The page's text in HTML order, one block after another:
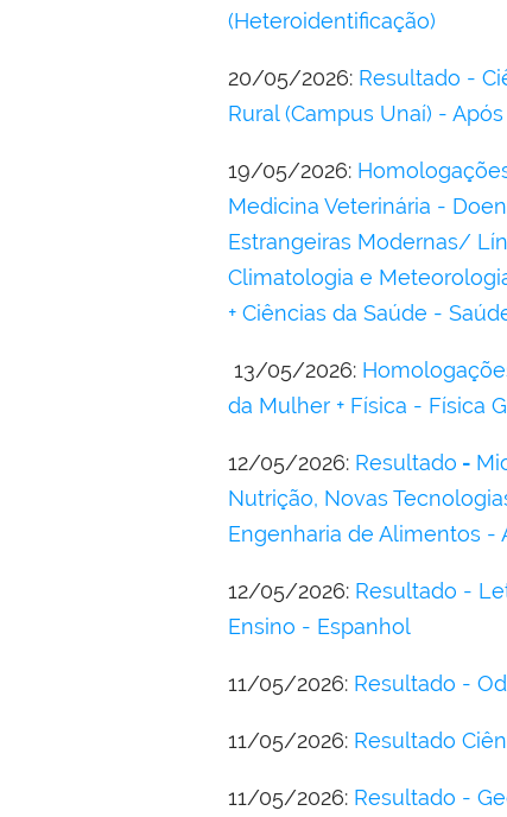
(Heteroidentificação)
20/05/2026: Resultado -
Rural (Campus Unaí) -
19/05/2026:
Medicina Veterinária -
Estrangeiras Modernas/
Climatologia e
+ Ciências da Saúde -
13/05/2026:
da Mulher + Física - Física
12/05/2026: Resultado -
Nutrição, Novas
Engenharia de Alimentos -
12/05/2026: Resultado -
Ensino - Espanhol
11/05/2026: Resultado -
11/05/2026: Resultado
11/05/2026: Resultado -